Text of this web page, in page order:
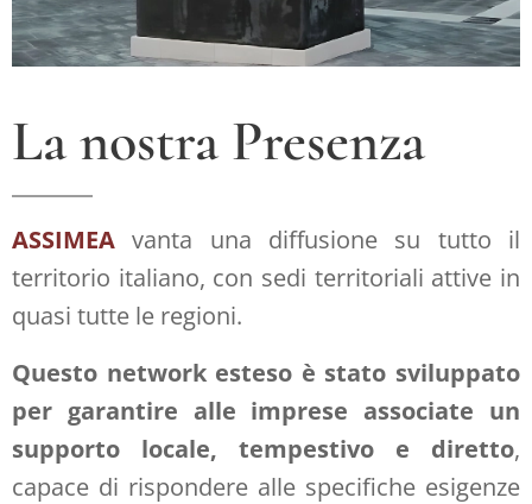
La nostra Presenza
ASSIMEA vanta una diffusione su tutto il
territorio italiano, con sedi territoriali attive in
quasi tutte le regioni.
Questo network esteso è stato sviluppato
per garantire alle imprese associate un
supporto locale, tempestivo e diretto,
capace di rispondere alle specifiche esigenze